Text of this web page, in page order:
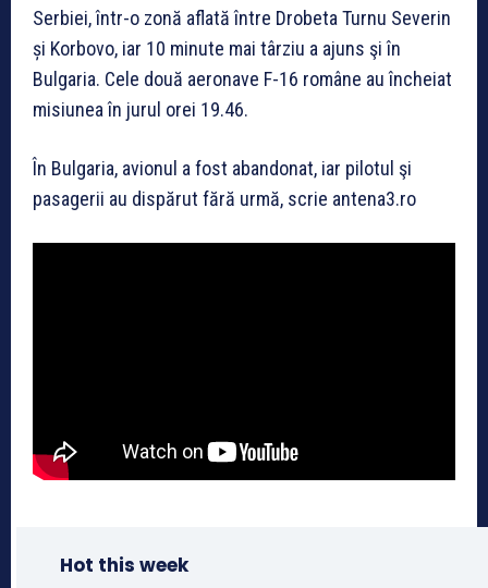
Serbiei, într-o zonă aflată între Drobeta Turnu Severin
și Korbovo, iar 10 minute mai târziu a ajuns şi în
Bulgaria. Cele două aeronave F-16 române au încheiat
misiunea în jurul orei 19.46.
În Bulgaria, avionul a fost abandonat, iar pilotul şi
pasagerii au dispărut fără urmă, scrie antena3.ro
Hot this week